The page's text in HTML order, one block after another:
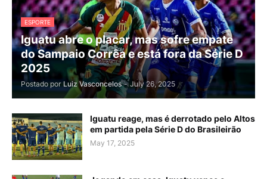
ESPORTE
Iguatu abre o placar, mas sofre empate
do Sampaio Corrêa e está fora da Série D
2025
Postado por Luiz Vasconcelos - July 26, 2025
Iguatu reage, mas é derrotado pelo Altos
em partida pela Série D do Brasileirão
May 17, 2025